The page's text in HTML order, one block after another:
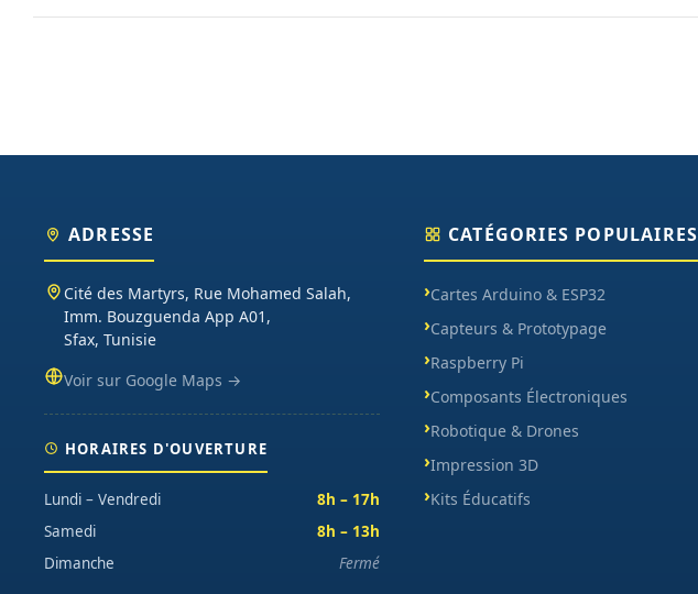
ADRESSE
Cité des Martyrs, Rue Mohamed Salah,
Imm. Bouzguenda App A01,
Sfax, Tunisie
Voir sur Google Maps →
HORAIRES D'OUVERTURE
Lundi – Vendredi
8h – 17h
Samedi
8h – 13h
Dimanche
Fermé
CATÉGORIES POPULAIRES
Cartes Arduino & ESP32
Capteurs & Prototypage
Raspberry Pi
Composants Électroniques
Robotique & Drones
Impression 3D
Kits Éducatifs